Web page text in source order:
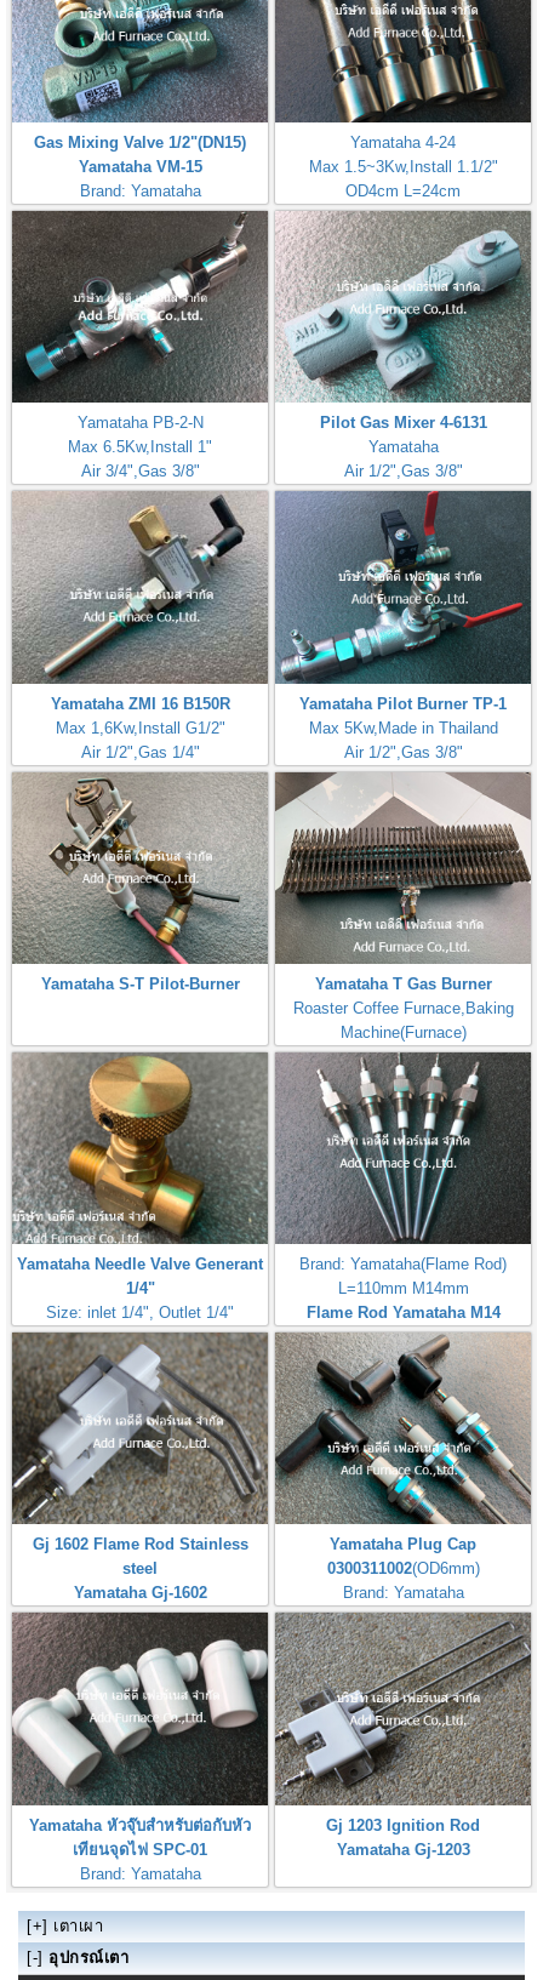
Gas Mixing Valve 1/2"(DN15)
Yamataha VM-15
Brand: Yamataha
Yamataha 4-24
Max 1.5~3Kw,Install 1.1/2"
OD4cm L=24cm
Inlet Gas Size 1/4"
Yamataha PB-2-N
Max 6.5Kw,Install 1"
Air 3/4",Gas 3/8"
Pilot Gas Mixer 4-6131
Yamataha
Air 1/2",Gas 3/8"
Yamataha ZMI 16 B150R
Max 1,6Kw,Install G1/2"
Air 1/2",Gas 1/4"
Yamataha Pilot Burner TP-1
Max 5Kw,Made in Thailand
Air 1/2",Gas 3/8"
Yamataha S-T Pilot-Burner
Yamataha T Gas Burner
Roaster Coffee Furnace,Baking
Machine(Furnace)
Yamataha Needle Valve Generant
1/4"
Size: inlet 1/4", Outlet 1/4"
Max Inlet
Pressure:50PSI(3,5Bar,350kPa)
Brand: Yamataha(Flame Rod)
L=110mm M14mm
Flame Rod Yamataha M14
L110mm
Gj 1602 Flame Rod Stainless
steel
Yamataha Gj-1602
Yamataha Plug Cap
0300311002(OD6mm)
Brand: Yamataha
หัวจุ๊บสำหรับต่อกับหัวเทียนจุดไฟ
Yamataha หัวจุ๊บสำหรับต่อกับหัว
เทียนจุดไฟ SPC-01
Brand: Yamataha
Gj 1203 Ignition Rod
Yamataha Gj-1203
[+] เตาเผา
[-] อุปกรณ์เตา